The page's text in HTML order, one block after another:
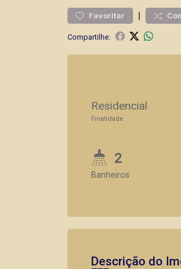
Favoritar |
Compartilhe:
Residencial
Finalidade
2
Banheiros
Descrição do